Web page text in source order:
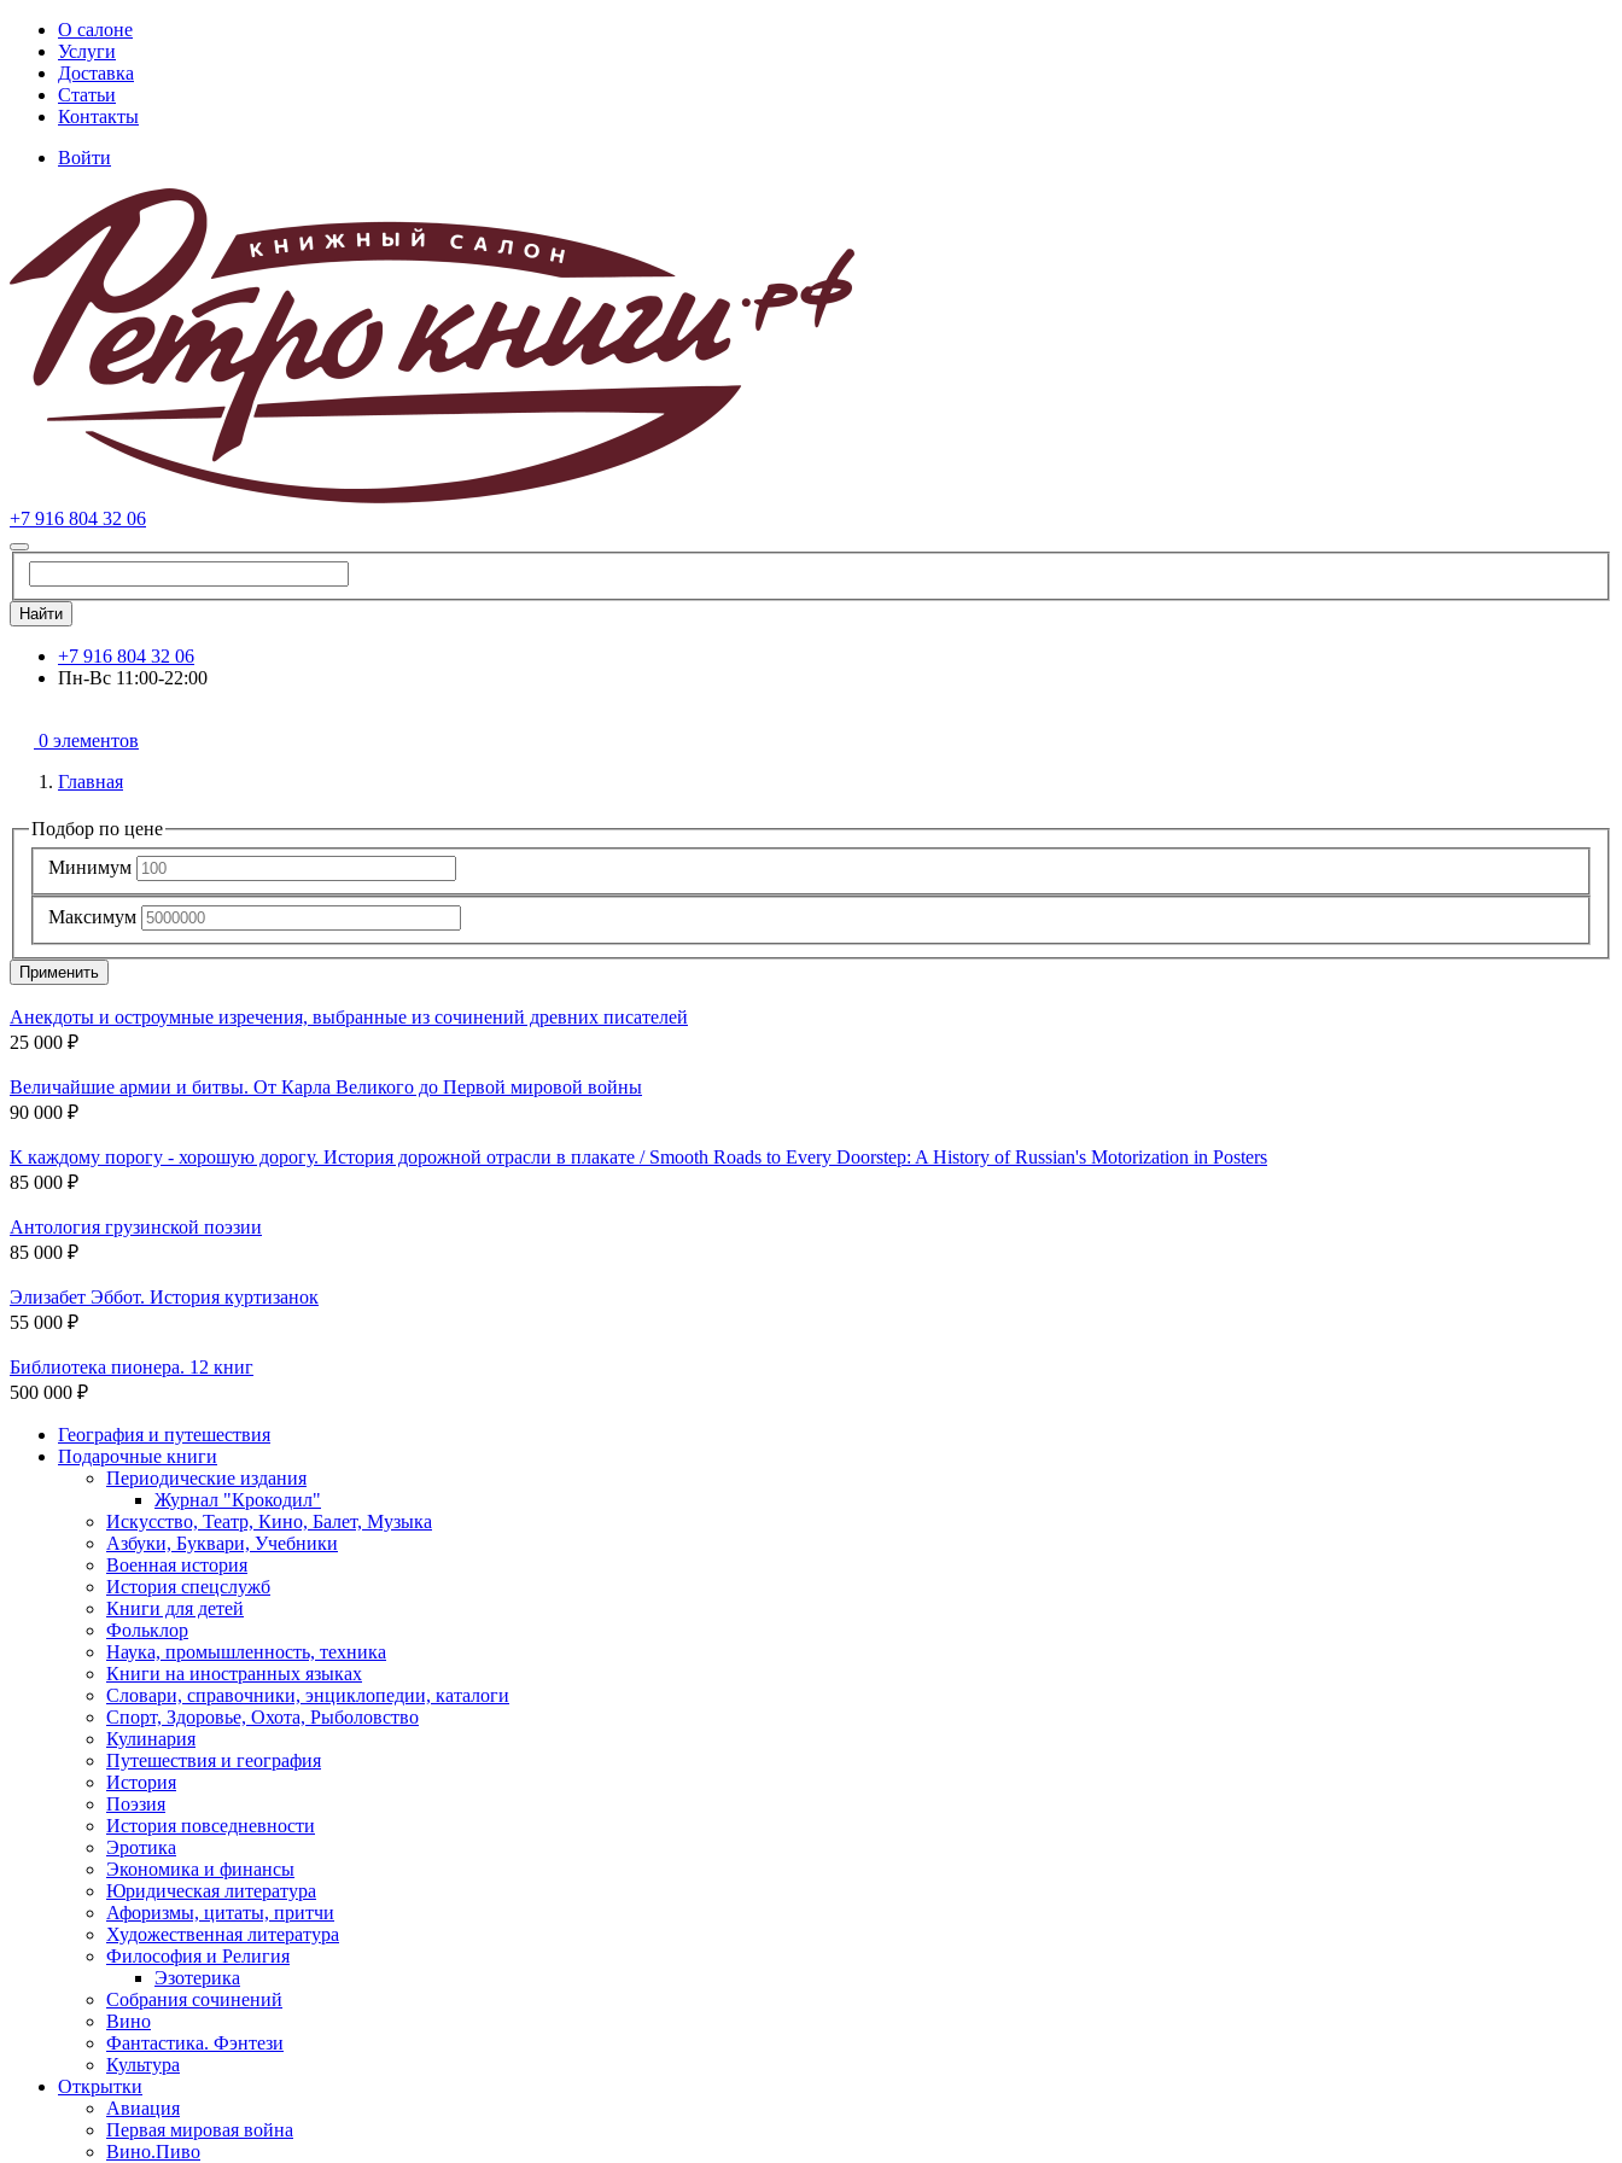
Перейти
основному
содержанию
Основная
навигация
О салоне
Услуги
Доставка
Статьи
Контакты
учётной
записи
пользователя
Войти
+7 916 804 32 06
Найти
+7 916 804 32 06
Пн-Вс 11:00-22:00
0 элементов
Главная
Подбор по цене
Минимум
Максимум
Применить
Анекдоты и остроумные изречения, выбранные из сочинений древних писателей
25 000 ₽
Величайшие армии и битвы. От Карла Великого до Первой мировой войны
90 000 ₽
К каждому порогу - хорошую дорогу. История дорожной отрасли в плакате / Smooth Roads to Every Doorstep: A History of Russian's Motorization in Posters
85 000 ₽
Антология грузинской поэзии
85 000 ₽
Элизабет Эббот. История куртизанок
55 000 ₽
Библиотека пионера. 12 книг
500 000 ₽
Разделы
каталога
География и путешествия
Подарочные книги
Периодические издания
Журнал "Крокодил"
Искусство, Театр, Кино, Балет, Музыка
Азбуки, Буквари, Учебники
Военная история
История спецслужб
Книги для детей
Фольклор
Наука, промышленность, техника
Книги на иностранных языках
Словари, справочники, энциклопедии, каталоги
Спорт, Здоровье, Охота, Рыболовство
Кулинария
Путешествия и география
История
Поэзия
История повседневности
Эротика
Экономика и финансы
Юридическая литература
Афоризмы, цитаты, притчи
Художественная литература
Философия и Религия
Эзотерика
Собрания сочинений
Вино
Фантастика. Фэнтези
Культура
Открытки
Авиация
Первая мировая война
Вино.Пиво